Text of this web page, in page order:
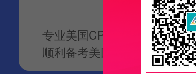
专业美国CPA考试顾问会对
顺利备考美国CPA。